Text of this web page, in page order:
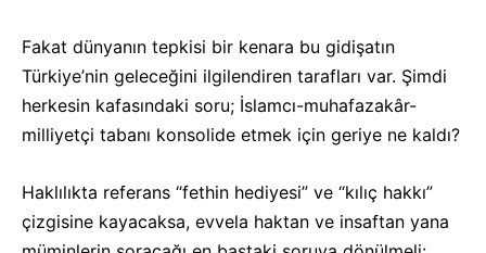
Fakat dünyanın tepkisi bir kenara bu gidişatın
Türkiye’nin geleceğini ilgilendiren tarafları var. Şimdi
herkesin kafasındaki soru; İslamcı-muhafazakâr-
milliyetçi tabanı konsolide etmek için geriye ne kaldı?
Haklılıkta referans “fethin hediyesi” ve “kılıç hakkı”
çizgisine kayacaksa, evvela haktan ve insaftan yana